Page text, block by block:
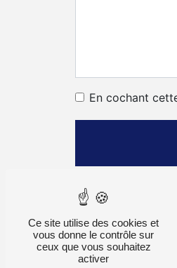
En cochant
** Les données
seul but de répondre à
des Côtes, 28000
d’opposition, de
Vous pouvez exercer
Rotrou ou par courrier
pendant la durée de
cette adresse:
Ce site utilise des cookies et
vous donne le contrôle sur
ceux que vous souhaitez
activer